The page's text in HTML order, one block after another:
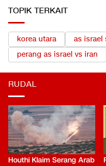
TOPIK TERKAIT
korea utara as israel
perang as israel vs iran
RUDAL
Houthi Klaim Serang Arab